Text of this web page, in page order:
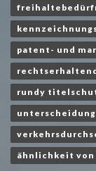
patent- und
rundy
ähnlichkeit